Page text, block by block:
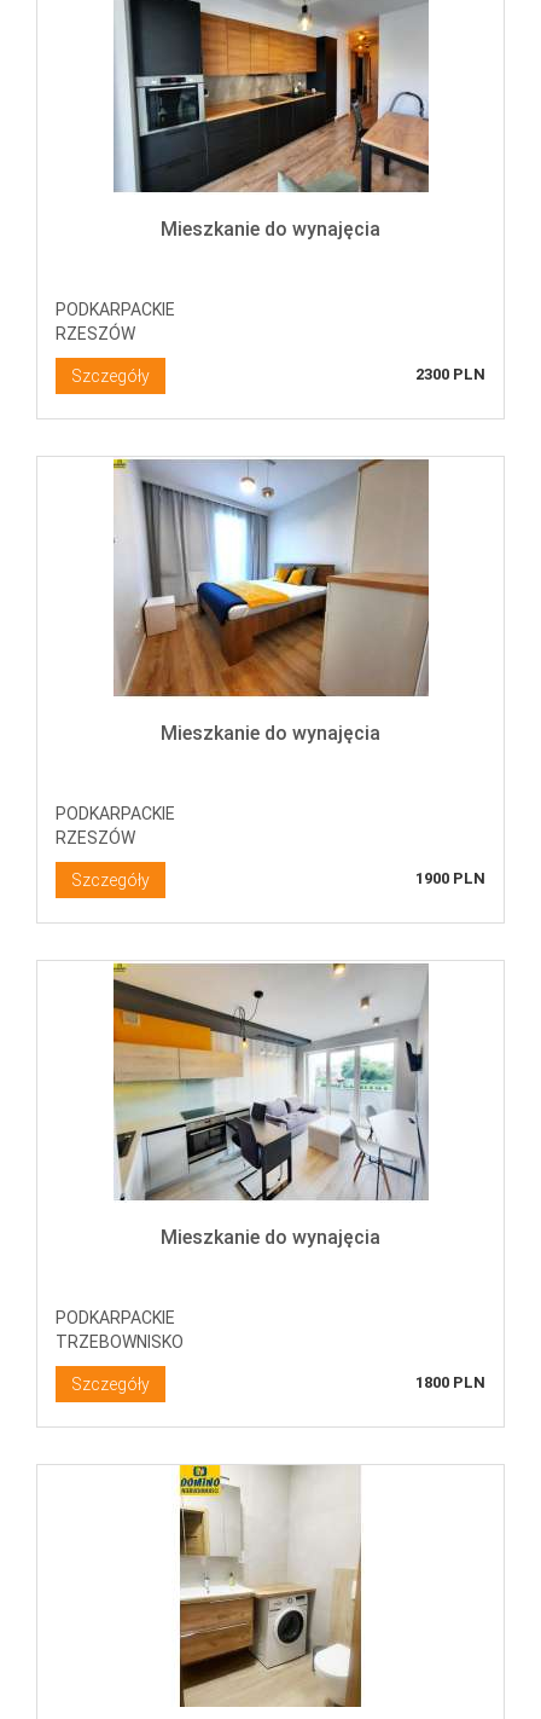
Mieszkanie do wynajęcia
PODKARPACKIE
RZESZÓW
Szczegóły 2300 PLN
Mieszkanie do wynajęcia
PODKARPACKIE
RZESZÓW
Szczegóły 1900 PLN
Mieszkanie do wynajęcia
PODKARPACKIE
TRZEBOWNISKO
Szczegóły 1800 PLN